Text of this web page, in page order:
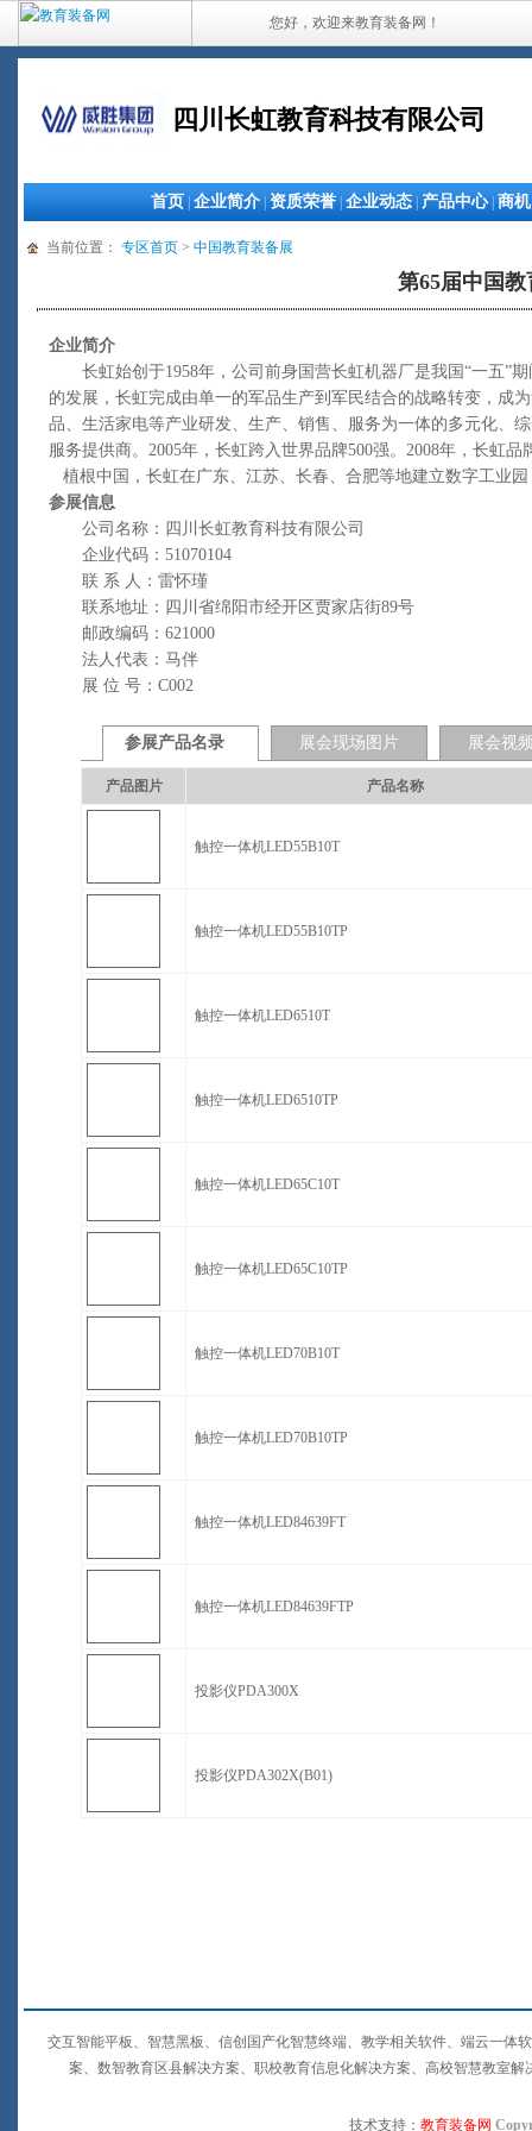
您好，欢迎来教育装备网！
四川长虹教育科技有限公司
首页 企业简介 资质荣誉 企业动态 产品中心| 商机
当前位置： 专区首页 > 中国教育装备展
第65届中国
企业简介
长虹始创于1958年，公司前身国营长虹机器厂是我国“一五”期
的发展，长虹完成由单一的军品生产到军民结合的战略转变，成
品、生活家电等产业研发、生产、销售、服务为一体的多元化、
服务提供商。2005年，长虹跨入世界品牌500强。2008年，长虹品
植根中国，长虹在广东、江苏、长春、合肥等地建立数字工业
参展信息
公司名称：四川长虹教育科技有限公司
企业代码：51070104
联 系 人：雷怀瑾
联系地址：四川省绵阳市经开区贾家店街89号
邮政编码：621000
法人代表：马伴
展 位 号：C002
参展产品名录 展会现场图片 展会视
产品图片 产品名称
触控一体机LED55B10T
触控一体机LED55B10TP
触控一体机LED6510T
触控一体机LED6510TP
触控一体机LED65C10T
触控一体机LED65C10TP
触控一体机LED70B10T
触控一体机LED70B10TP
触控一体机LED84639FT
触控一体机LED84639FTP
投影仪PDA300X
投影仪PDA302X(B01)
交互智能平板、智慧黑板、信创国产化智慧终端、教学相关软件、端云一体
案、数智教育区县解决方案、职校教育信息化解决方案、高校智慧教室
技术支持： 教育装备网